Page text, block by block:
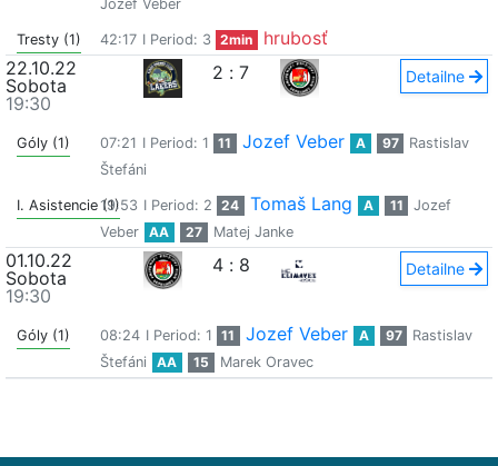
Jozef Veber
Tresty (1) 42:17 I Period: 3 2min
hrubosť
22.10.22
Sobota
19:30
2 : 7 Detailne
Góly (1) 07:21 I Period: 1 11 Jozef Veber A 97
Rastislav
Štefáni
I. Asistencie (1)19:53 I Period: 2 24 Tomaš Lang A 11
Jozef
Veber
AA 27 Matej Janke
01.10.22
Sobota
19:30
4 : 8 Detailne
Góly (1) 08:24 I Period: 1 11 Jozef Veber A 97
Rastislav
Štefáni
AA 15 Marek Oravec